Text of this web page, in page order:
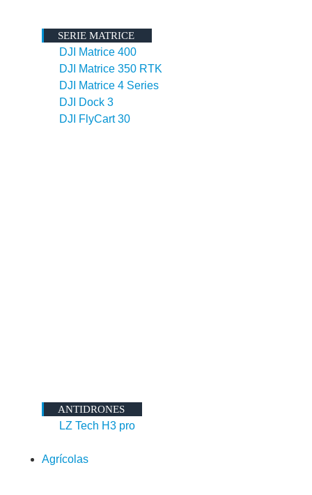
SERIE MATRICE
DJI Matrice 400
DJI Matrice 350 RTK
DJI Matrice 4 Series
DJI Dock 3
DJI FlyCart 30
ANTIDRONES
LZ Tech H3 pro
Agrícolas